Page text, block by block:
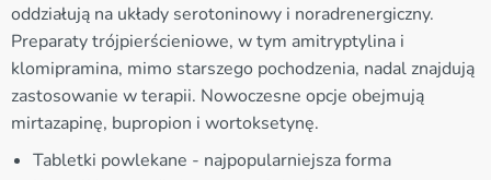
oddziałują na układy serotoninowy i noradrenergiczny.
Preparaty trójpierścieniowe, w tym amitryptylina i
klomipramina, mimo starszego pochodzenia, nadal znajdują
zastosowanie w terapii. Nowoczesne opcje obejmują
mirtazapinę, bupropion i wortoksetynę.
Tabletki powlekane - najpopularniejsza forma